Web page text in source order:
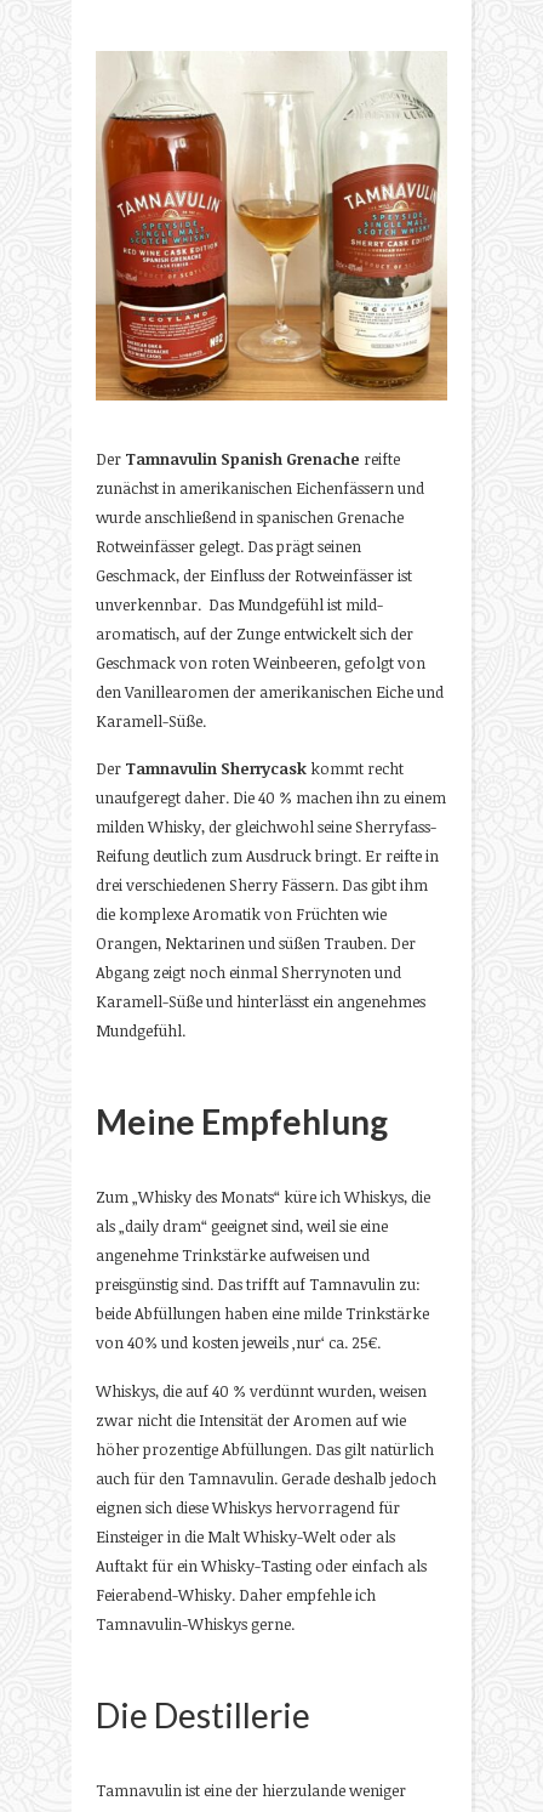
Der Tamnavulin Spanish Grenache reifte
zunächst in amerikanischen Eichenfässern und
wurde anschließend in spanischen Grenache
Rotweinfässer gelegt. Das prägt seinen
Geschmack, der Einfluss der Rotweinfässer ist
unverkennbar. Das Mundgefühl ist mild-
aromatisch, auf der Zunge entwickelt sich der
Geschmack von roten Weinbeeren, gefolgt von
den Vanillearomen der amerikanischen Eiche und
Karamell-Süße.
Der Tamnavulin Sherrycask kommt recht
unaufgeregt daher. Die 40 % machen ihn zu einem
milden Whisky, der gleichwohl seine Sherryfass-
Reifung deutlich zum Ausdruck bringt. Er reifte in
drei verschiedenen Sherry Fässern. Das gibt ihm
die komplexe Aromatik von Früchten wie
Orangen, Nektarinen und süßen Trauben. Der
Abgang zeigt noch einmal Sherrynoten und
Karamell-Süße und hinterlässt ein angenehmes
Mundgefühl.
Meine Empfehlung
Zum „Whisky des Monats“ küre ich Whiskys, die
als „daily dram“ geeignet sind, weil sie eine
angenehme Trinkstärke aufweisen und
preisgünstig sind. Das trifft auf Tamnavulin zu:
beide Abfüllungen haben eine milde Trinkstärke
von 40% und kosten jeweils ‚nur‘ ca. 25€.
Whiskys, die auf 40 % verdünnt wurden, weisen
zwar nicht die Intensität der Aromen auf wie
höher prozentige Abfüllungen. Das gilt natürlich
auch für den Tamnavulin. Gerade deshalb jedoch
eignen sich diese Whiskys hervorragend für
Einsteiger in die Malt Whisky-Welt oder als
Auftakt für ein Whisky-Tasting oder einfach als
Feierabend-Whisky. Daher empfehle ich
Tamnavulin-Whiskys gerne.
Die Destillerie
Tamnavulin ist eine der hierzulande weniger